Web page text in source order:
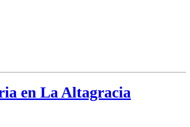
en La Altagracia